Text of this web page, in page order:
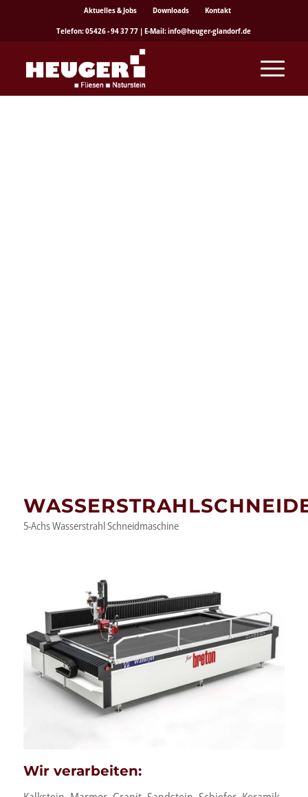
Aktuelles & Jobs Downloads
Kontakt
Telefon: 05426 - 94 37 77 | E-Mail: info@heuger-glandorf.de
5-Achs Wasserstrahl Schneidmaschine
Wir verarbeiten: